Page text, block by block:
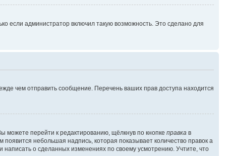
если администратор включил такую возможность. Это сделано для
чем отправить сообщение. Перечень ваших прав доступа находится
можете перейти к редактированию, щёлкнув по кнопке правка в
небольшая надпись, которая показывает количество правок а
о сделанных изменениях по своему усмотрению. Учтите, что